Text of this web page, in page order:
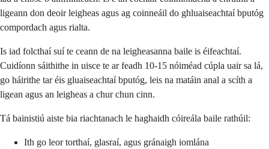
ligeann don deoir leigheas agus ag coinneáil do ghluaiseachtaí bputóg
compordach agus rialta.
Is iad folcthaí suí te ceann de na leigheasanna baile is éifeachtaí.
Cuidíonn sáithithe in uisce te ar feadh 10-15 nóiméad cúpla uair sa lá,
go háirithe tar éis gluaiseachtaí bputóg, leis na matáin anal a scíth a
ligean agus an leigheas a chur chun cinn.
Tá bainistiú aiste bia riachtanach le haghaidh cóireála baile rathúil:
Ith go leor torthaí, glasraí, agus gránaigh iomlána